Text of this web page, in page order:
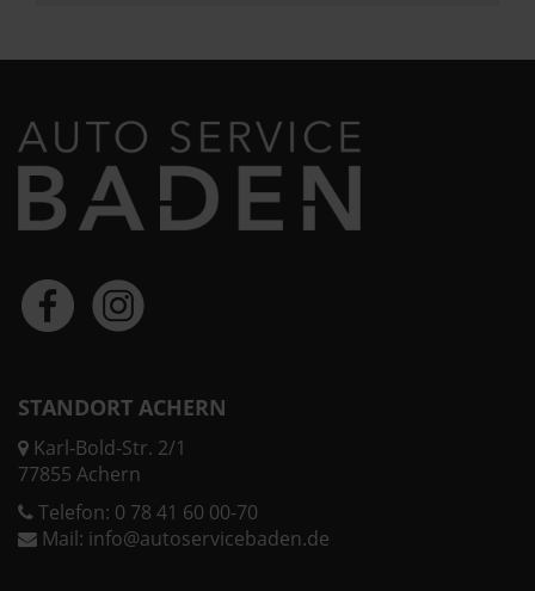
STANDORT ACHERN
Karl-Bold-Str. 2/1
77855 Achern
Telefon: 0 78 41 60 00-70
Mail: info@autoservicebaden.de